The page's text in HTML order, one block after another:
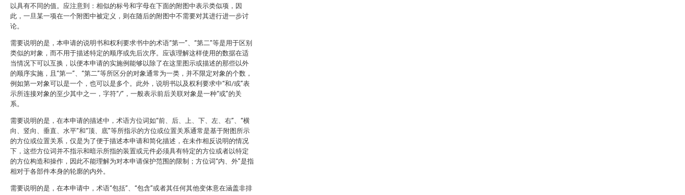
以具有不同的值。应注意到：相似的标号和字母在下面的附图中表示类似项，因
此，一旦某一项在一个附图中被定义，则在随后的附图中不需要对其进行进一步讨
论。
需要说明的是，本申请的说明书和权利要求书中的术语“第一”、“第二”等是用于区别
类似的对象，而不用于描述特定的顺序或先后次序。应该理解这样使用的数据在适
当情况下可以互换，以便本申请的实施例能够以除了在这里图示或描述的那些以外
的顺序实施，且“第一”、“第二”等所区分的对象通常为一类，并不限定对象的个数，
例如第一对象可以是一个，也可以是多个。此外，说明书以及权利要求中“和/或”表
示所连接对象的至少其中之一，字符“/”，一般表示前后关联对象是一种“或”的关
系。
需要说明的是，在本申请的描述中，术语方位词如“前、后、上、下、左、右”、“横
向、竖向、垂直、水平”和“顶、底”等所指示的方位或位置关系通常是基于附图所示
的方位或位置关系，仅是为了便于描述本申请和简化描述，在未作相反说明的情况
下，这些方位词并不指示和暗示所指的装置或元件必须具有特定的方位或者以特定
的方位构造和操作，因此不能理解为对本申请保护范围的限制；方位词“内、外”是指
相对于各部件本身的轮廓的内外。
需要说明的是，在本申请中，术语“包括”、“包含”或者其任何其他变体意在涵盖非排